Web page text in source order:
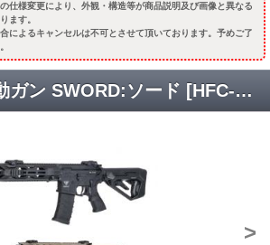
の仕様変更により、外観・構造等が商品説明及び画像と異なる
ます。
によるキャンセルは不可とさせて頂いております。予めご了
QCシステム電動ガン SWORD:ソード [HFC-201] [取寄]
>